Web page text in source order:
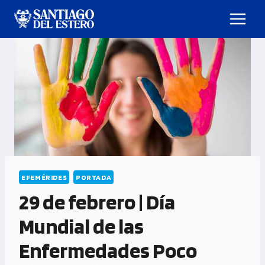
EFEMÉRIDES PORTADA
29 de febrero | Día
Mundial de las
Enfermedades Poco